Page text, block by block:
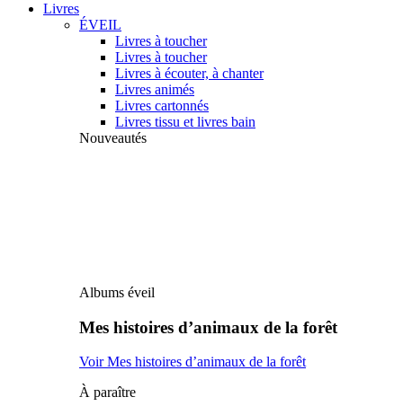
Livres
ÉVEIL
Livres à toucher
Livres à toucher
Livres à écouter, à chanter
Livres animés
Livres cartonnés
Livres tissu et livres bain
Nouveautés
Albums éveil
Mes histoires d’animaux de la forêt
Voir Mes histoires d’animaux de la forêt
À paraître